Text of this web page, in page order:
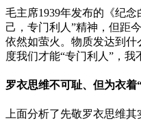
毛主席1939年发布的《纪
己，专门利人”精神，但距
依然如萤火。物质发达到
度我们才能“专门利人”，我
罗衣思维不可耻、但为衣着
上面分析了先敬罗衣思维